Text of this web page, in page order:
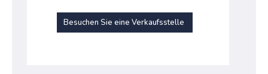
Besuchen Sie eine Verkaufsstelle